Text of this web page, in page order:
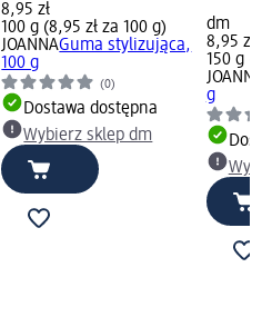
8,95 zł
100 g (8,95 zł za 100 g)
JOANNAGuma stylizująca,
100 g
(0)
Dostawa dostępna
Wybierz sklep dm
dm
8,95 zł
150 g
JOANNA
g